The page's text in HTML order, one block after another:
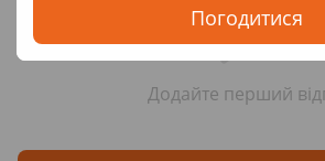
Погодитися
Додайте перший